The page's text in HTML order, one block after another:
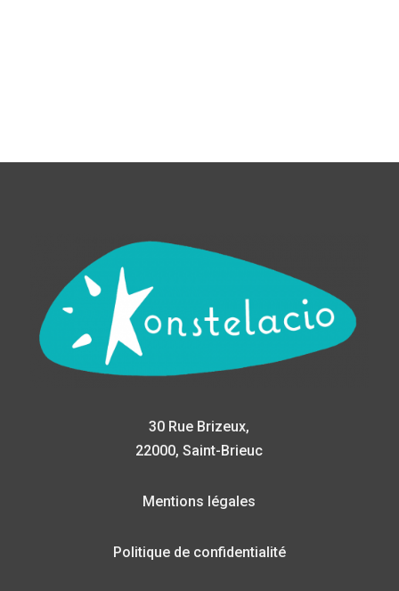
30 Rue Brizeux,
22000, Saint-Brieuc
Mentions légales
Politique de confidentialité